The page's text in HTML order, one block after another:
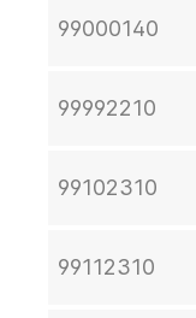
99000140
99992210
99102310
99112310